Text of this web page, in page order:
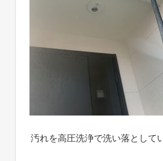
汚れを高圧洗浄で洗い落として